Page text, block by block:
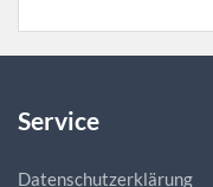
Service
Datenschutzerklärung